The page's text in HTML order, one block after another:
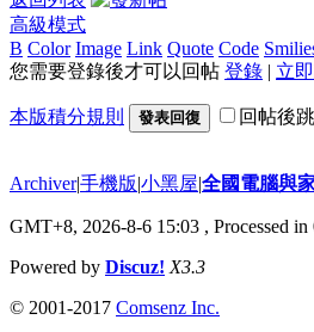
高級模式
B Color Image Link Quote Code
您需要登錄後才可以回帖 登錄 | 立
本版積分規則 發表回復 回帖後
Archiver|手機版|小黑屋|全國電腦與
GMT+8, 2026-8-6 15:03 , Processed
Powered by Discuz! X3.3
© 2001-2017 Comsenz Inc.